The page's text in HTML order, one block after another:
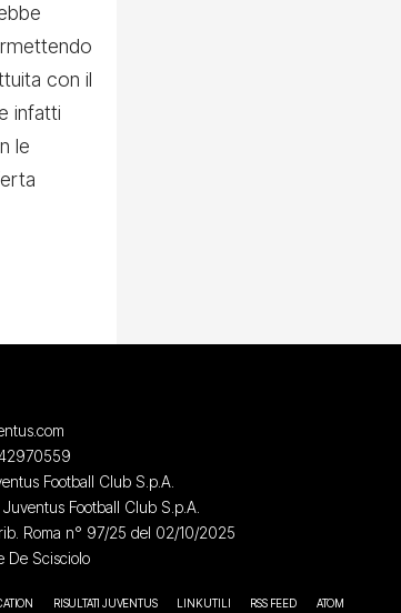
con il
infatti
le
Football Club S.p.A.
Football Club S.p.A.
Roma n° 97/25 del 02/10/2025
De Scisciolo
RISULTATI JUVENTUS LINK UTILI RSS FEED ATOM